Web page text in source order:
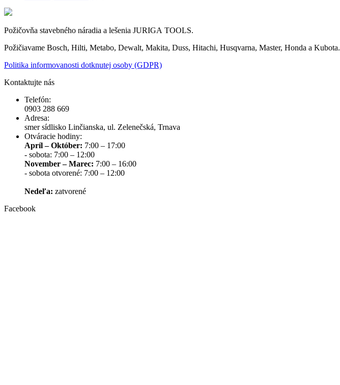
Požičovňa stavebného náradia a lešenia JURIGA TOOLS.
Požičiavame Bosch, Hilti, Metabo, Dewalt, Makita, Duss, Hitachi, Husqvarna, Master, Honda a Kubota.
Politika informovanosti dotknutej osoby (GDPR)
Kontaktujte nás
Telefón:
0903 288 669
Adresa:
smer sídlisko Linčianska, ul. Zelenečská, Trnava
Otváracie hodiny:
Apríl – Október: 7:00 – 17:00
- sobota: 7:00 – 12:00
November – Marec: 7:00 – 16:00
- sobota otvorené: 7:00 – 12:00
Nedeľa: zatvorené
Facebook